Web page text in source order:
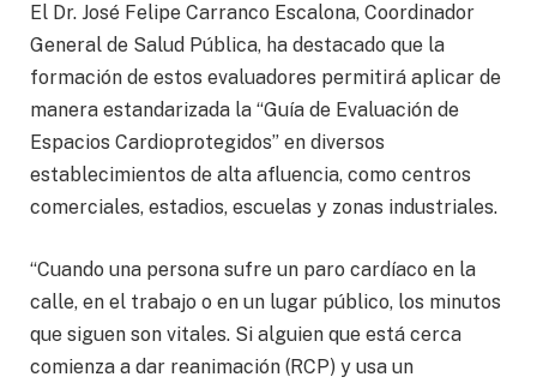
El Dr. José Felipe Carranco Escalona, Coordinador
General de Salud Pública, ha destacado que la
formación de estos evaluadores permitirá aplicar de
manera estandarizada la “Guía de Evaluación de
Espacios Cardioprotegidos” en diversos
establecimientos de alta afluencia, como centros
comerciales, estadios, escuelas y zonas industriales.
“Cuando una persona sufre un paro cardíaco en la
calle, en el trabajo o en un lugar público, los minutos
que siguen son vitales. Si alguien que está cerca
comienza a dar reanimación (RCP) y usa un